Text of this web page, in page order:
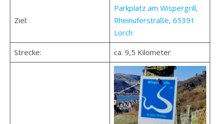
Ziel:
Parkplatz am Wispergrill,
Rheinuferstraße, 65391
Lorch
Strecke:
ca. 9,5 Kilometer